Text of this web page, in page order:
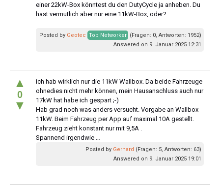
einer 22kW-Box könntest du den DutyCycle ja anheben. Du
hast vermutlich aber nur eine 11kW-Box, oder?
Posted by Geotec Top Networker (Fragen: 0, Antworten: 1952)
Answered on 9. Januar 2025 12:31
▲
0
▼
ich hab wirklich nur die 11kW Wallbox. Da beide Fahrzeuge
ohnedies nicht mehr können, mein Hausanschluss auch nur
17kW hat habe ich gespart ;-)
Hab grad noch was anders versucht. Vorgabe an Wallbox
11kW. Beim Fahrzeug per App auf maximal 10A gestellt.
Fahrzeug zieht konstant nur mit 9,5A .
Spannend irgendwie …
Posted by Gerhard (Fragen: 5, Antworten: 63)
Answered on 9. Januar 2025 19:01